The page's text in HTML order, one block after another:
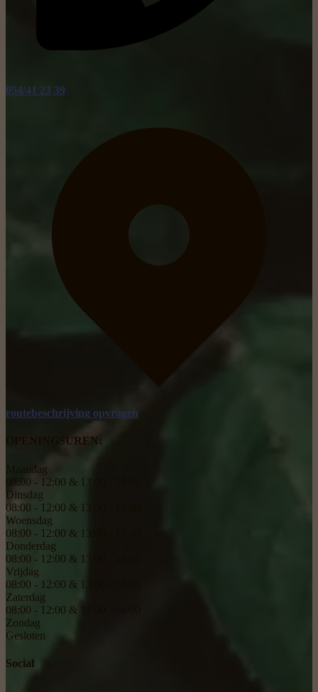
054/41 23 39
routebeschrijving opvragen
OPENINGSUREN:
Maandag
08:00 - 12:00 & 13:00 - 18:00
Dinsdag
08:00 - 12:00 & 13:00 - 18:00
Woensdag
08:00 - 12:00 & 13:00 - 18:00
Donderdag
08:00 - 12:00 & 13:00 - 18:00
Vrijdag
08:00 - 12:00 & 13:00 - 18:00
Zaterdag
08:00 - 12:00 & 13:00 - 16:00
Zondag
Gesloten
Social